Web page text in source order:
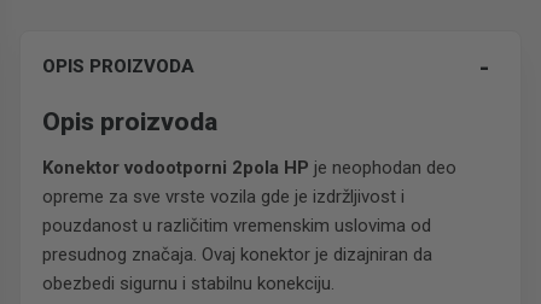
OPIS PROIZVODA
Opis proizvoda
Konektor vodootporni 2pola HP je neophodan deo
opreme za sve vrste vozila gde je izdržljivost i
pouzdanost u različitim vremenskim uslovima od
presudnog značaja. Ovaj konektor je dizajniran da
obezbedi sigurnu i stabilnu konekciju.
-